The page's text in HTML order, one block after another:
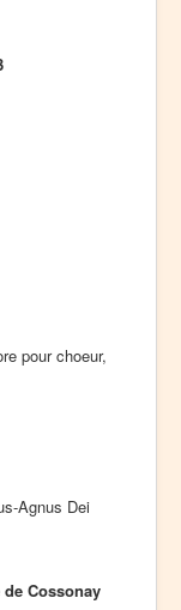
pour choeur,
Agnus Dei
Cossonay